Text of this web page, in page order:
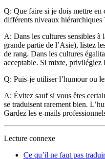
Q: Que faire si je dois mettre en
différents niveaux hiérarchiques
A: Dans les cultures sensibles à
grande partie de l’Asie), listez
de rang. Dans les cultures
acceptable. Si mixte, privilégiez
Q: Puis-je utiliser l’humour ou
A: Évitez sauf si vous êtes
se traduisent rarement bien.
Gardez les e-mails
Lecture connexe
Ce qu’il ne faut pas